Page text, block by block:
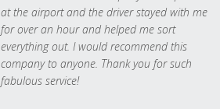
at the airport and the driver stayed with me
for over an hour and helped me sort
everything out. I would recommend this
company to anyone. Thank you for such
fabulous service!